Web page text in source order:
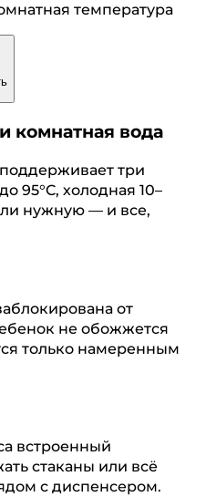
температура
комнатная вода
три
95°C, холодная 10–
нужную — и все,
от
не обожжется
только намеренным
встроенный
стаканы или всё
с диспенсером.